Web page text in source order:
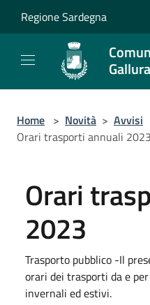
Regione Sardegna
Gallura
Home > Novità > Avvisi
Orari trasporti annuali 2023
Orari
2023
Trasporto pubblico -Il
orari dei trasporti da e
invernali ed estivi.